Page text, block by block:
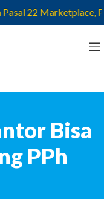
22 Marketplace,
Bisa
PPh